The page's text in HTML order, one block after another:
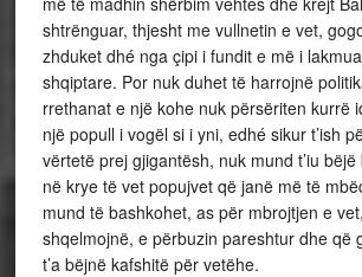
shtrënguar, thjesht me vullnetin e vet,
zhduket dhé nga çipi i fundit e më i
shqiptare. Por nuk duhet të harrojnë
rrethanat e një kohe nuk përsëriten kurrë
një popull i vogël si i yni, edhé sikur t’ish
vërtetë prej gjigantësh, nuk mund t’iu
në krye të vet popujvet që janë më të
mund të bashkohet, as për mbrojtjen e
shqelmojnë, e përbuzin pareshtur dhe që
t’a bëjnë kafshitë për vetëhe.